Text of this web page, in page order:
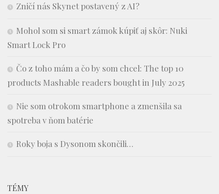
Zničí nás Skynet postavený z AI?
Mohol som si smart zámok kúpiť aj skôr: Nuki
Smart Lock Pro
Čo z toho mám a čo by som chcel: The top 10
products Mashable readers bought in July 2025
Nie som otrokom smartphone a zmenšila sa
spotreba v ňom batérie
Roky boja s Dysonom skončili…
TÉMY